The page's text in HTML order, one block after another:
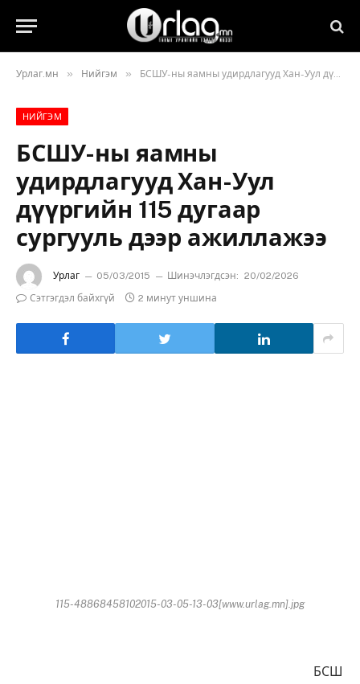
Урлаг.мн » Нийгэм » БСШУ-ны яамны удирдлагууд Хан-Уул дүүргийн 115 дугаар сургууль дээр ажиллажээ
НИЙГЭМ
БСШУ-ны яамны
удирдлагууд Хан-Уул
дүүргийн 115 дугаар
сургууль дээр ажиллажээ
Урлаг 05/03/2015 Шинэчлэгдсэн: 20/02/2026
Сэтгэгдэл байхгүй
2 минут уншина
115-48868458102015-03-05-13-03[www.urlag.mn].jpg
БСШ